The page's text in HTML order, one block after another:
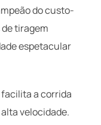
do custo-
tiragem
espetacular
a corrida
velocidade.